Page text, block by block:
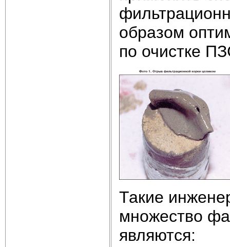
образом
по очистке
Такие
множество
являются: